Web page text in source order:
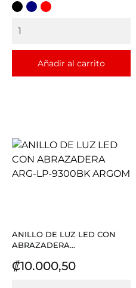
NEGRO
AZULROJO
Añadir al carrito
ANILLO DE LUZ LED CON
ABRAZADERA...
Precio
₡10.000,50